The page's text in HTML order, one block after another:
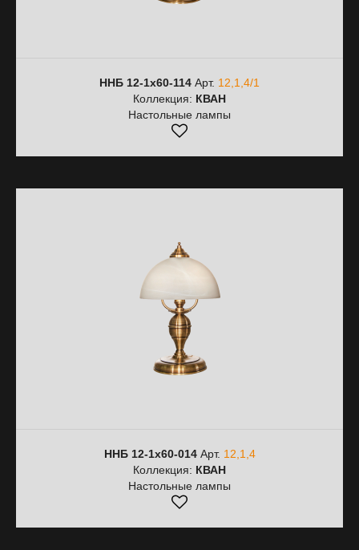
ННБ 12-1х60-114 Арт. 12,1,4/1
Коллекция: КВАН
Настольные лампы
ННБ 12-1х60-014Арт. 12,1,4
Коллекция: КВАН
Настольные лампы